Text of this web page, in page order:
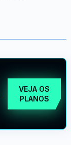
VEJA OS
PLANOS